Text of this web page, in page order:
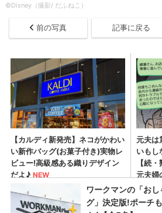
©Disney（撮影/ だふねこ）
前の写真 記事に戻る